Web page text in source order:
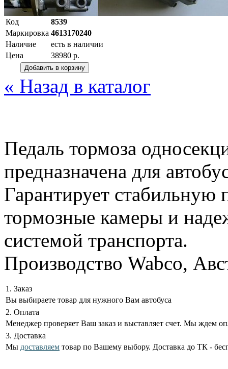
Код
8539
Маркировка 4613170240
Наличие
есть в наличии
Цена
38980 р.
« Назад в каталог
Педаль тормоза
предназначена для
Гарантирует стабильную
тормозные камеры и
системой транспорта.
Производство Wabco,
1. Заказ
Вы выбираете товар для нужного Вам автобуса
2. Оплата
Менеджер проверяет Ваш заказ и выставляет счет. Мы ждем
3. Доставка
Мы доставляем товар по Вашему выбору. Доставка до ТК -